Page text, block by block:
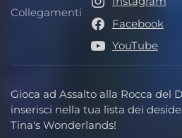
Gioca ad Assalto alla Rocca del
inserisci nella tua lista dei
Tina's Wonderlands!
Collegamenti Collegamenti
Facebook
YouTube